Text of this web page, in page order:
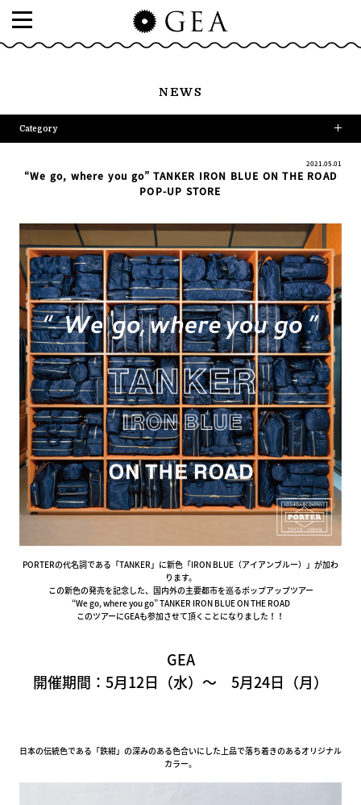
NEWS
Category
2021.05.01
“We go, where you go” TANKER IRON BLUE ON THE ROAD
POP-UP STORE
PORTERの代名詞である「TANKER」に新色「IRON BLUE（アイアンブルー）」が加わ
ります。
この新色の発売を記念した、国内外の主要都市を巡るポップアップツアー
“We go, where you go” TANKER IRON BLUE ON THE ROAD
このツアーにGEAも参加させて頂くことになりました！！
GEA
開催期間：5月12日（水）〜 5月24日（月）
日本の伝統色である「鉄紺」の深みのある色合いにした上品で落ち着きのあるオリジナル
カラー。